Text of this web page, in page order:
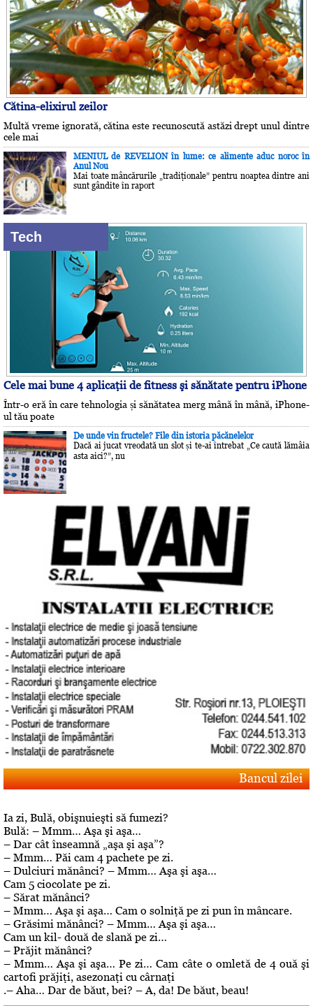
Cătina-elixirul zeilor
Multă vreme ignorată, cătina este recunoscută astăzi drept unul dintre
cele mai
MENIUL de REVELION în lume: ce alimente aduc noroc în
Anul Nou
Mai toate mâncărurile „tradiţionale” pentru noaptea dintre ani
sunt gândite în raport
Tech
Cele mai bune 4 aplicaţii de fitness şi sănătate pentru iPhone
Într-o eră în care tehnologia și sănătatea merg mână în mână, iPhone-
ul tău poate
De unde vin fructele? File din istoria păcănelelor
Dacă ai jucat vreodată un slot și te-ai întrebat „Ce caută lămâia
asta aici?”, nu
Bancul zilei
Ia zi, Bulă, obişnuieşti să fumezi?
Bulă: – Mmm… Aşa şi aşa…
– Dar cât înseamnă „aşa şi aşa”?
– Mmm… Păi cam 4 pachete pe zi.
– Dulciuri mănânci? – Mmm… Aşa şi aşa…
Cam 5 ciocolate pe zi.
– Sărat mănânci?
– Mmm… Aşa şi aşa… Cam o solniţă pe zi pun în mâncare.
– Grăsimi mănânci? – Mmm… Aşa şi aşa…
Cam un kil- două de slană pe zi…
– Prăjit mănânci?
– Mmm… Aşa şi aşa… Pe zi… Cam câte o omletă de 4 ouă şi
cartofi prăjiţi, asezonaţi cu cârnaţi
.– Aha… Dar de băut, bei? – A, da! De băut, beau!